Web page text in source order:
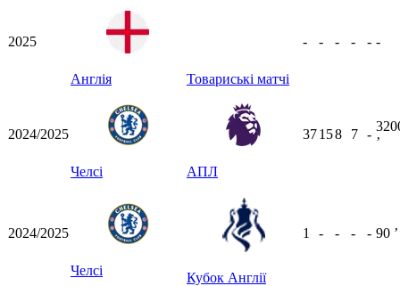
2025
Англія Товариські матчі
- - - - - -
2024/2025
Челсі АПЛ
37158 7 -
ʼ
2024/2025
Челсі Кубок Англії
1 - - - - 90 ʼ